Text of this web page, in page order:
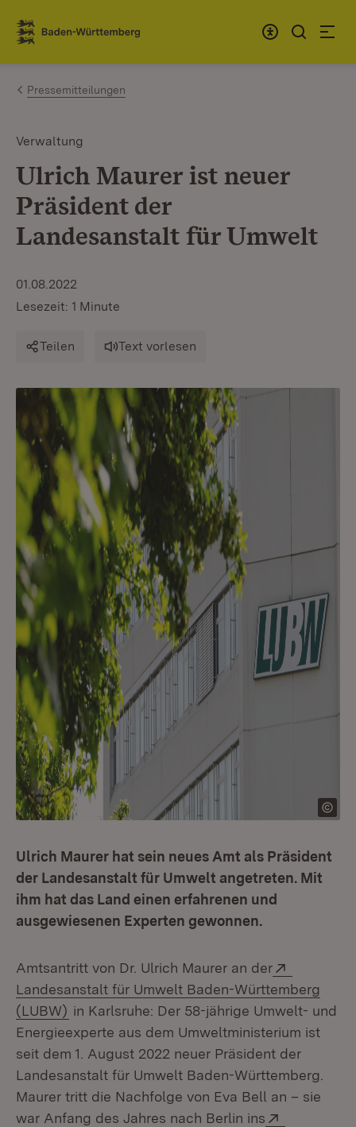
Zum Inhalt springen
Link zur Startseite
Pressemitteilungen
Verwaltung
Ulrich Maurer ist neuer
Präsident der
Landesanstalt für Umwelt
01.08.2022
Lesezeit: 1 Minute
Teilen Text vorlesen
Ulrich Maurer hat sein neues Amt als Präsident
der Landesanstalt für Umwelt angetreten. Mit
ihm hat das Land einen erfahrenen und
ausgewiesenen Experten gewonnen.
Amtsantritt von Dr. Ulrich Maurer an der
Landesanstalt für Umwelt Baden-Württemberg
(LUBW) (Öffnet in neuem Fenster)
in Karlsruhe: Der 58-jährige Um­welt- und
Energieexperte aus dem Umweltministerium ist
seit dem 1. August 2022 neuer Präsident der
Landesanstalt für Umwelt Baden-Württemberg.
Maurer tritt die Nachfolge von Eva Bell an – sie
war Anfang des Jahres nach Berlin ins